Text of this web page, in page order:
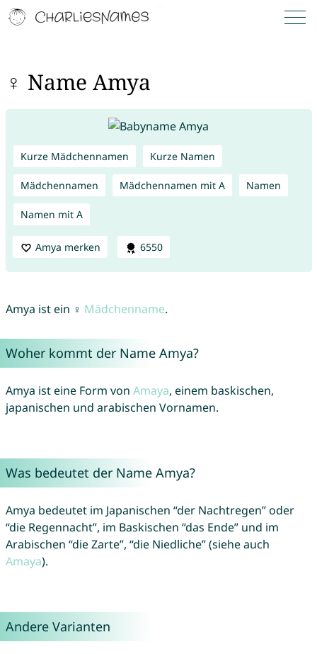
♀ Name Amya
Kurze Mädchennamen Kurze Namen
Mädchennamen Mädchennamen mit A Namen
Namen mit A
Amya merken 6550
Amya ist ein ♀ Mädchenname.
Woher kommt der Name Amya?
Amya ist eine Form von Amaya, einem baskischen,
japanischen und arabischen Vornamen.
Was bedeutet der Name Amya?
Amya bedeutet im Japanischen “der Nachtregen” oder
“die Regennacht”, im Baskischen “das Ende” und im
Arabischen “die Zarte”, “die Niedliche” (siehe auch
Amaya).
Andere Varianten